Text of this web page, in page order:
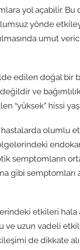
yol açabilir. Bu
yönde
umut
edilen doğal bir
ve
“yüksek” hissi
hastalarda
semptomların
gibi semptomları
etkileri hala
ve uzun vadeli
de dikkate